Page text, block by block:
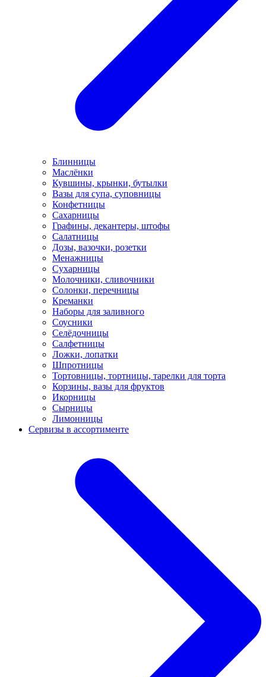
Блинницы
Маслёнки
Кувшины, крынки, бутылки
Вазы для супа, суповницы
Конфетницы
Сахарницы
Графины, декантеры, штофы
Салатницы
Дозы, вазочки, розетки
Менажницы
Сухарницы
Молочники, сливочники
Солонки, перечницы
Креманки
Наборы для заливного
Соусники
Селёдочницы
Салфетницы
Ложки, лопатки
Шпротницы
Тортовницы, тортницы, тарелки для торта
Корзины, вазы для фруктов
Икорницы
Сырницы
Лимонницы
Сервизы в ассортименте